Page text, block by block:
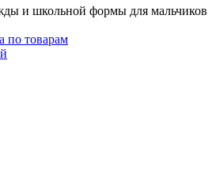
и школьной формы для мальчиков
по товарам